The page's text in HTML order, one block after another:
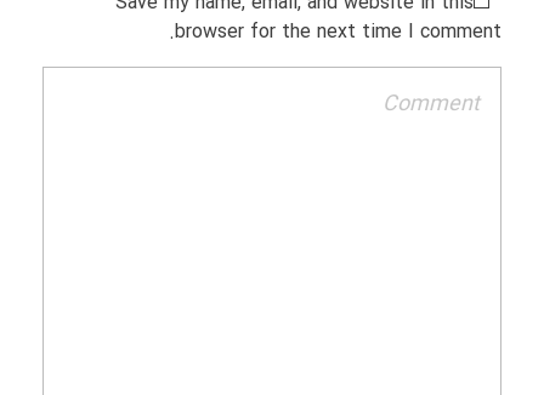
browser for the next time I comment.